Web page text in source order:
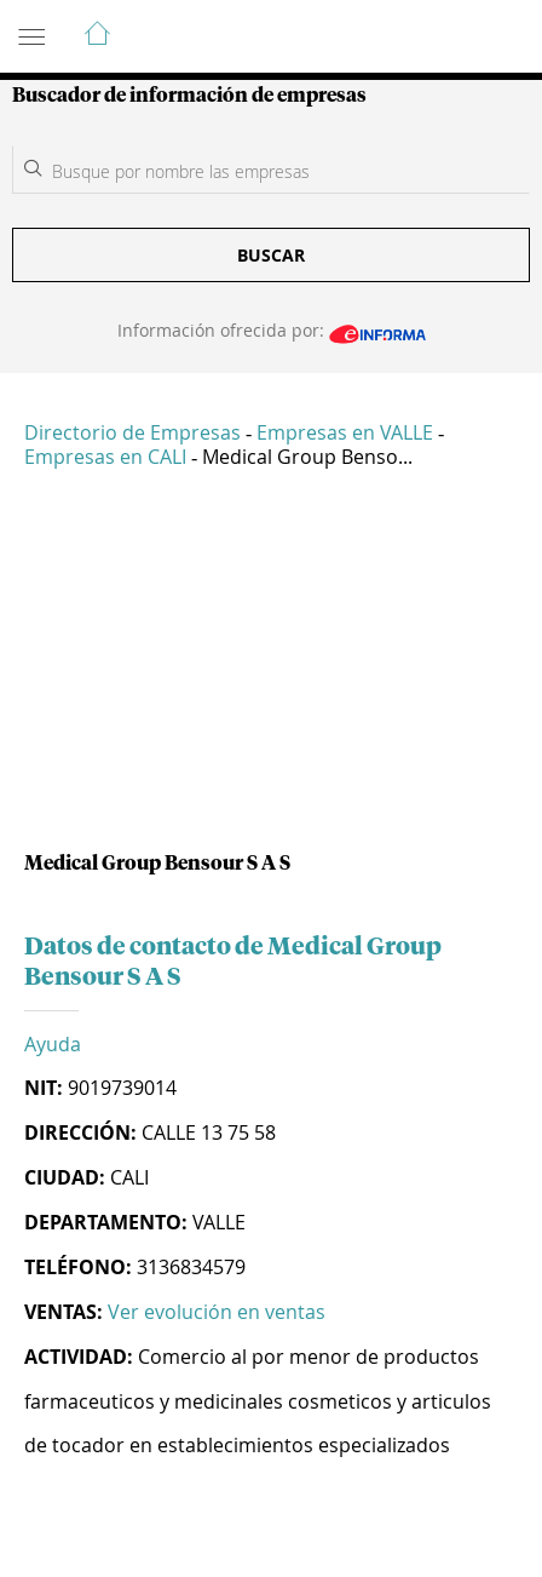
Guía de Empresas Colombianas
Buscador de información de empresas
BUSCAR
Información ofrecida por:
Directorio de Empresas - Empresas en VALLE -
Empresas en CALI - Medical Group Benso...
Medical Group Bensour S A S
Datos de contacto de Medical Group
Bensour S A S
Ayuda
NIT: 9019739014
DIRECCIÓN: CALLE 13 75 58
CIUDAD: CALI
DEPARTAMENTO: VALLE
TELÉFONO: 3136834579
VENTAS: Ver evolución en ventas
ACTIVIDAD: Comercio al por menor de productos
farmaceuticos y medicinales cosmeticos y articulos
de tocador en establecimientos especializados